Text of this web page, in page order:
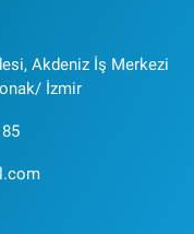
Akdeniz İş Merkezi
İzmir